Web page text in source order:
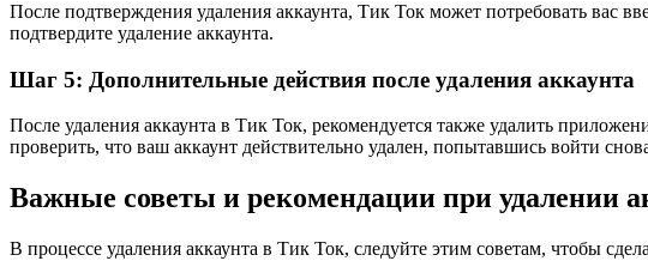
После подтверждения удаления аккаунта, Тик Ток может потребовать вас
подтвердите удаление аккаунта.
Шаг 5: Дополнительные действия после удаления аккаунта
После удаления аккаунта в Тик Ток, рекомендуется также удалить
проверить, что ваш аккаунт действительно удален, попытавшись войти
Важные советы и рекомендации при удалении
В процессе удаления аккаунта в Тик Ток, следуйте этим советам, чтобы